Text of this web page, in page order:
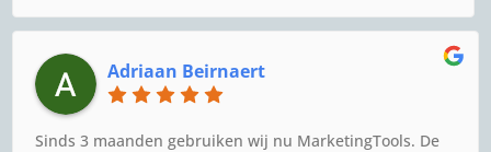
Adriaan Beirnaert
Sinds 3 maanden gebruiken wij nu MarketingTools. De